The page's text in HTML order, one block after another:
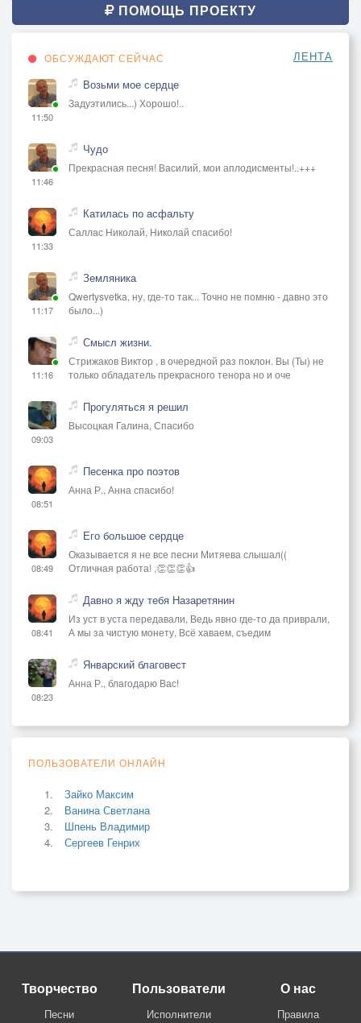
ПОМОЩЬ ПРОЕКТУ
ОБСУЖДАЮТ СЕЙЧАС ЛЕНТА
11:50
Возьми мое сердце
Задуэтились...) Хорошо!..
11:46
Чудо
Прекрасная песня! Василий, мои аплодисменты!..+++
11:33
Катилась по асфальту
Саллас Николай, Николай спасибо!
11:17
Земляника
Qwertysvetka, ну, где-то так... Точно не помню - давно это
было...)
11:16
Смысл жизни.
Стрижаков Виктор , в очередной раз поклон. Вы (Ты) не
только обладатель прекрасного тенора но и оче
09:03
Прогуляться я решил
Высоцкая Галина, Спасибо
08:51
Песенка про поэтов
Анна Р., Анна спасибо!
08:49
Его большое сердце
Оказывается я не все песни Митяева слышал((
Отличная работа! ,👏👏👏👍
08:41
Давно я жду тебя Назаретянин
Из уст в уста передавали, Ведь явно где-то да приврали,
А мы за чистую монету, Всё хаваем, съедим
08:23
Январский благовест
Анна Р., благодарю Вас!
ПОЛЬЗОВАТЕЛИ ОНЛАЙН
Зайко Максим
Ванина Светлана
Шпень Владимир
Сергеев Генрих
Творчество
Песни
Пользователи
Исполнители
О нас
Правила